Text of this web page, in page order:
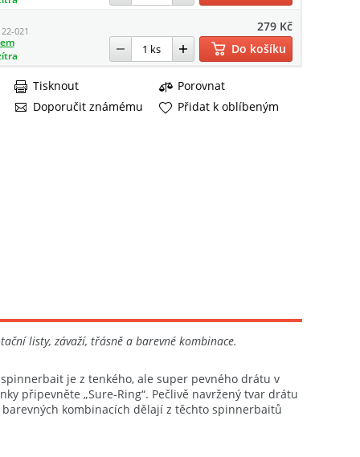
021 279 Kč
Do košíku
Porovnat
Doporučit známému
Tisknout
Přidat k oblíbeným
listy, závaží, třásně a barevné kombinace.
je z tenkého, ale super pevného drátu v
připevněte „Sure-Ring“. Pečlivě navržený tvar drátu
kombinacích dělají z těchto spinnerbaitů